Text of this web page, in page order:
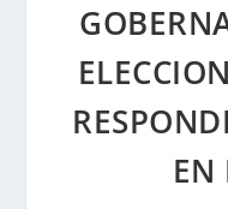
EN